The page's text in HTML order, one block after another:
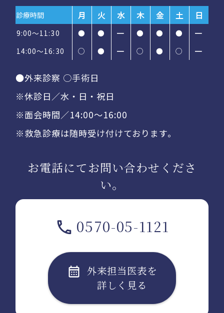
診療時間 月 火 水 木 金 土 日
9:00～11:30 ● ● ━ ● ● ●
━
14:00〜16:30
○ ● ━ ○ ● ○ ━
●外来診察 ○手術日
※休診日／水・日・祝日
※面会時間／14:00〜16:00
※救急診療は随時受け付けております。
お電話にてお問い合わせくださ
い。
0570-05-1121
外来担当医表を
詳しく見る